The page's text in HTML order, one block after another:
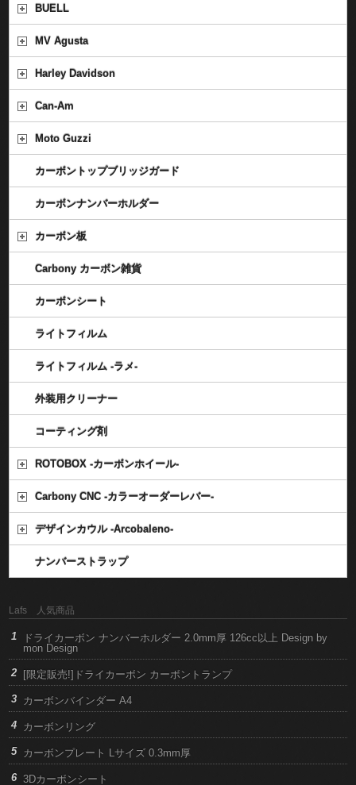
BUELL
MV Agusta
Harley Davidson
Can-Am
Moto Guzzi
カーボントップブリッジガード
カーボンナンバーホルダー
カーボン板
Carbony カーボン雑貨
カーボンシート
ライトフィルム
ライトフィルム -ラメ-
外装用クリーナー
コーティング剤
ROTOBOX -カーボンホイール-
Carbony CNC -カラーオーダーレバー-
デザインカウル -Arcobaleno-
ナンバーストラップ
Lafs 人気商品
ドライカーボン ナンバーホルダー 2.0mm厚 126cc以上 Design by
mon Design
[限定販売!]ドライカーボン カーボントランプ
カーボンバインダー A4
カーボンリング
カーボンプレート Lサイズ 0.3mm厚
3Dカーボンシート